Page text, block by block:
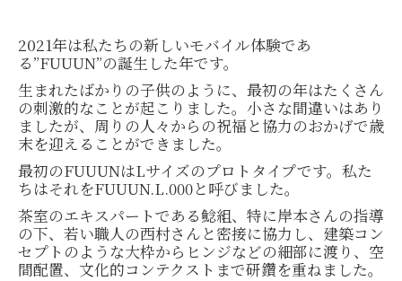
2021年は私たちの新しいモバイル体験であ
る”FUUUN”の誕生した年です。
生まれたばかりの子供のように、最初の年はたくさん
の刺激的なことが起こりました。小さな間違いはあり
ましたが、周りの人々からの祝福と協力のおかげで歳
末を迎えることができました。
最初のFUUUNはLサイズのプロトタイプです。私た
ちはそれをFUUUN.L.000と呼びました。
茶室のエキスパートである鯰組、特に岸本さんの指導
の下、若い職人の西村さんと密接に協力し、建築コン
セプトのような大枠からヒンジなどの細部に渡り、空
間配置、文化的コンテクストまで研鑽を重ねました。